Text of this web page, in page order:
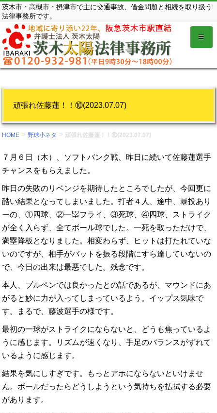
コ
ン
テ
ン
ツ
を
る。
茨木市・高槻市・摂津市で主に交通事故、借金問題と相続を取り扱う
法律事務所です。
頑張れ佐藤蓮！！⑩(2023.07.07)
HOME >野球小ネタ > 頑張れ佐藤蓮！！⑩(2023.07.07)
７月６日（木）、ソフトバンク戦、昨日に続いて佐藤蓮選手
チャンスをもらえました。
昨日の失敗のリベンジを期待したところでしたが、今回更に
酷い結果となってしまいました。打者４人、途中、暴投あり
ーの、①四球、②一塁フライ、③死球、④四球、ストライク
が全く入らず、全てボール球でした。一死を取っただけで、
満塁降板となりました。相変わらず、ヒットは打たれていな
いのですが、相手がバットを振る段階にすら達していないの
で、今日の出来は最悪でした。残念です。
本人、ブルペンでは良かったとの話であるが、マウンドにあ
がると妙に力が入ってしまっているよう。イップス気味で
す。まるで、藤波選手の様です。
最初の一球がストライクにならないと、どうも焦っているよ
うに感じます。リズムが速くなり、手足のバランスがずれて
いるように感じます。
結果を気にしすぎです。もっとアホにならないといけませ
ん。ボールだったらどうしようという気持ちを払拭する必要
があります。